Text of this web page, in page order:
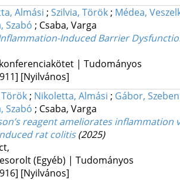
Almási ; Szilvia, Török ; Médea,
Szabó ; Csaba, Varga
Induced Barrier
| Tudományos
[Nyilvános]
Török ; Nikoletta, Almási ; Gábor,
Szabó ; Csaba, Varga
reagent ameliorates
rat colitis (2025)
,
(Egyéb) | Tudományos
[Nyilvános]